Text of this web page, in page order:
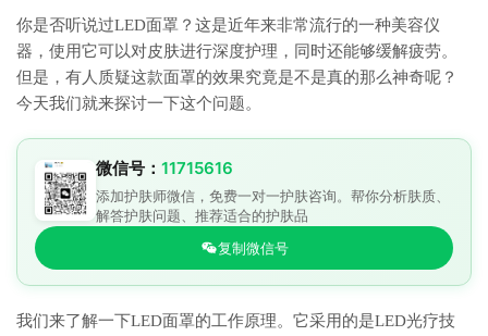
你是否听说过LED面罩？这是近年来非常流行的一种美容仪
器，使用它可以对皮肤进行深度护理，同时还能够缓解疲劳。
但是，有人质疑这款面罩的效果究竟是不是真的那么神奇呢？
今天我们就来探讨一下这个问题。
微信号： 11715616
添加护肤师微信，免费一对一护肤咨询。帮你分析肤质、
解答护肤问题、推荐适合的护肤品
复制微信号
我们来了解一下LED面罩的工作原理。它采用的是LED光疗技